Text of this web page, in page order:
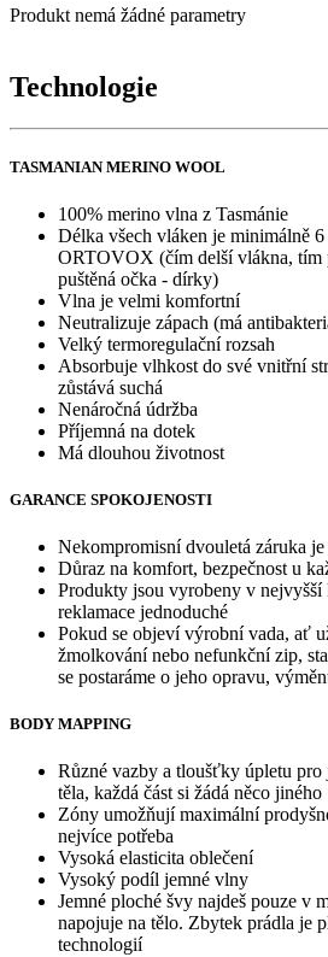
Produkt nemá žádné parametry
Technologie
TASMANIAN MERINO WOOL
100% merino vlna z Tasmánie
Délka všech vláken je minimálně
ORTOVOX (čím delší vlákna, tím
puštěná očka - dírky)
Vlna je velmi komfortní
Neutralizuje zápach (má
Velký termoregulační rozsah
Absorbuje vlhkost do své vnitřní
zůstává suchá
Nenáročná údržba
Příjemná na dotek
Má dlouhou životnost
GARANCE SPOKOJENOSTI
Nekompromisní dvouletá záruka je
Důraz na komfort, bezpečnost u
Produkty jsou vyrobeny v nejvyšší
reklamace jednoduché
Pokud se objeví výrobní vada, ať
žmolkování nebo nefunkční zip,
se postaráme o jeho opravu,
BODY MAPPING
Různé vazby a tloušťky úpletu
těla, každá část si žádá něco jiného
Zóny umožňují maximální
nejvíce potřeba
Vysoká elasticita oblečení
Vysoký podíl jemné vlny
Jemné ploché švy najdeš pouze v
napojuje na tělo. Zbytek prádla je
technologií